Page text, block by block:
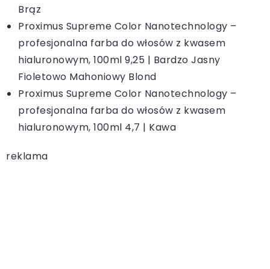
Brąz
Proximus Supreme Color Nanotechnology –
profesjonalna farba do włosów z kwasem
hialuronowym, 100ml 9,25 | Bardzo Jasny
Fioletowo Mahoniowy Blond
Proximus Supreme Color Nanotechnology –
profesjonalna farba do włosów z kwasem
hialuronowym, 100ml 4,7 | Kawa
reklama